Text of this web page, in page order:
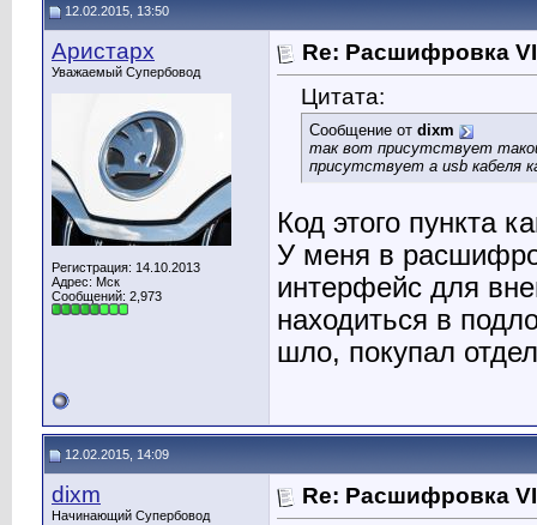
12.02.2015, 13:50
Аристарх
Уважаемый Супербовод
Регистрация: 14.10.2013
Адрес: Мск
Сообщений: 2,973
Re: Расшифровка
Цитата:
Сообщение от dixm
так вот присутствует
присутствует а usb кабеля
Код этого пункта
У меня в
интерфейс для
находиться в
шло, покупал
12.02.2015, 14:09
dixm
Начинающий Супербовод
Re: Расшифровка